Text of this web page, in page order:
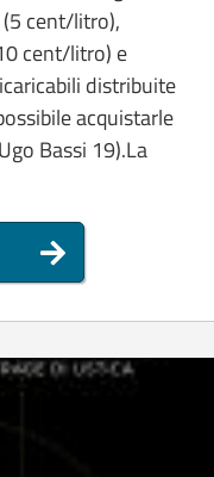
(5 cent/litro),
cent/litro) e
distribuite
acquistarle
Bassi 19).La